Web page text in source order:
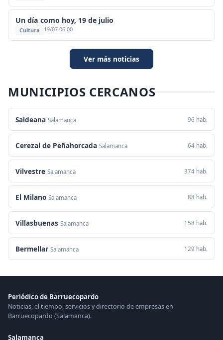
Un día como hoy, 19 de julio
Cultura 19/07 06:00
Ver más noticias
MUNICIPIOS CERCANOS
Saldeana Salamanca 96 hab.
Cerezal de Peñahorcada Salamanca 64 hab.
Vilvestre Salamanca 374 hab.
El Milano Salamanca 88 hab.
Villasbuenas Salamanca 158 hab.
Bermellar Salamanca 129 hab.
Periódico de Barruecopardo
Noticias, el tiempo, servicios y directorio de empresas en
Barruecopardo (Salamanca).
Salamanca